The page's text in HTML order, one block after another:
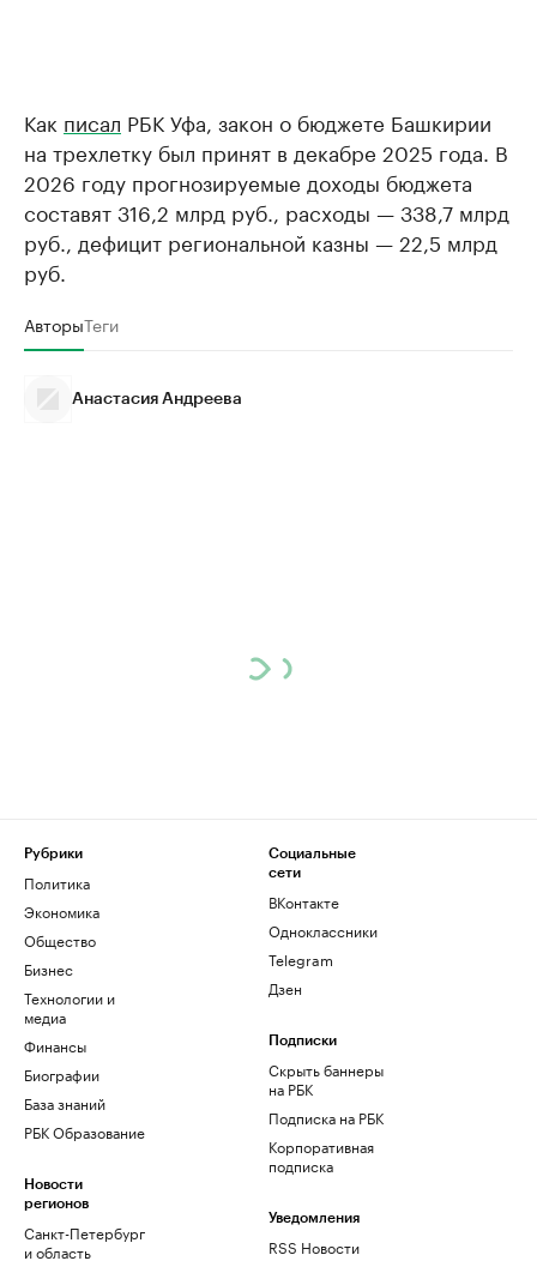
Как писал РБК Уфа, закон о бюджете Башкирии
на трехлетку был принят в декабре 2025 года. В
2026 году прогнозируемые доходы бюджета
составят 316,2 млрд руб., расходы — 338,7 млрд
руб., дефицит региональной казны — 22,5 млрд
руб.
АвторыТеги
Анастасия Андреева
Рубрики
Политика
Экономика
Общество
Бизнес
Технологии и
медиа
Финансы
Биографии
База знаний
РБК Образование
Новости
регионов
Санкт-Петербург
и область
Социальные
сети
ВКонтакте
Одноклассники
Telegram
Дзен
Подписки
Скрыть баннеры
на РБК
Подписка на РБК
Корпоративная
подписка
Уведомления
RSS Новости